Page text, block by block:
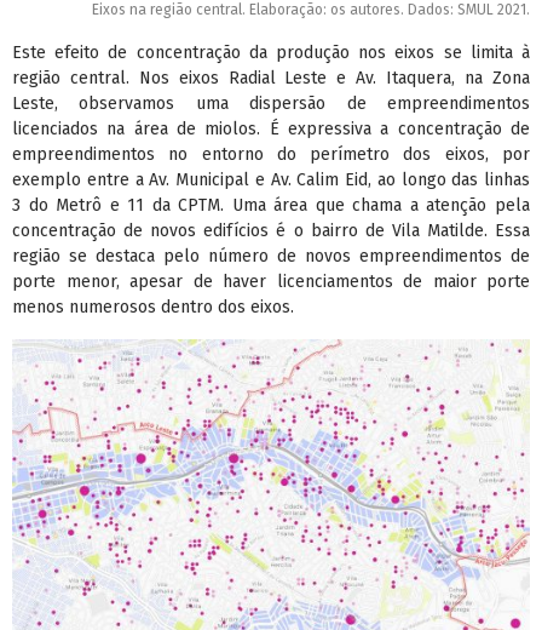
Eixos na região central. Elaboração: os autores. Dados: SMUL 2021.
Este efeito de concentração da produção nos eixos se limita à
região central. Nos eixos Radial Leste e Av. Itaquera, na Zona
Leste, observamos uma dispersão de empreendimentos
licenciados na área de miolos. É expressiva a concentração de
empreendimentos no entorno do perímetro dos eixos, por
exemplo entre a Av. Municipal e Av. Calim Eid, ao longo das linhas
3 do Metrô e 11 da CPTM. Uma área que chama a atenção pela
concentração de novos edifícios é o bairro de Vila Matilde. Essa
região se destaca pelo número de novos empreendimentos de
porte menor, apesar de haver licenciamentos de maior porte
menos numerosos dentro dos eixos.